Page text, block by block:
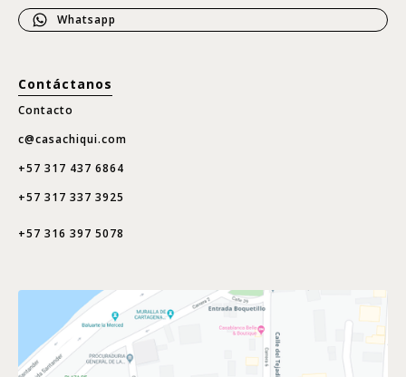
Whatsapp
Contáctanos
Contacto
c@casachiqui.com
+57 317 437 6864
+57 317 337 3925
+57 316 397 5078